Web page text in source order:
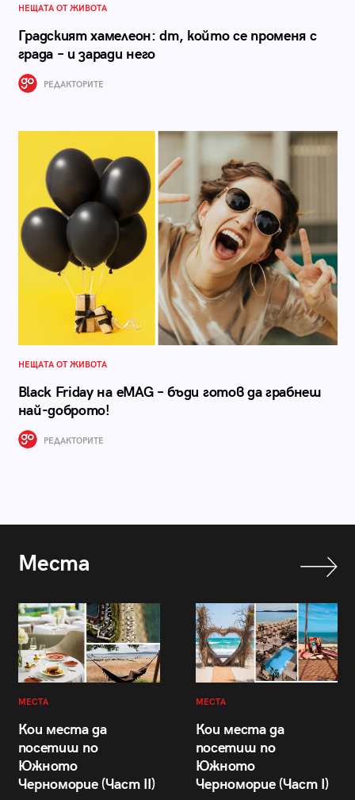
НЕЩАТА ОТ ЖИВОТА
Градският хамелеон: dm, който се променя с
града – и заради него
РЕДАКТОРИТЕ
НЕЩАТА ОТ ЖИВОТА
Black Friday на eMAG – бъди готов да грабнеш
най-доброто!
РЕДАКТОРИТЕ
Места
МЕСТА
Кои места да
посетиш по
Южното
Черноморие (Част II)
МЕСТА
Кои места да
посетиш по
Южното
Черноморие (Част I)